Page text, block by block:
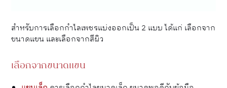
สำหรับการเลือกกำไลเพชรแบ่งออกเป็น 2 แบบ ได้แก่ เลือกจาก
ขนาดแขน และเลือกจากสีผิว
เลือกจากขนาดแขน